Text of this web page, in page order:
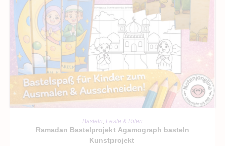
IN DEN WARENKORB
Basteln, Feste & Riten
Ramadan Bastelprojekt Agamograph basteln
Kunstprojekt